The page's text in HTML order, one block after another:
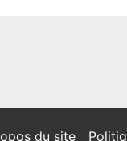
du site